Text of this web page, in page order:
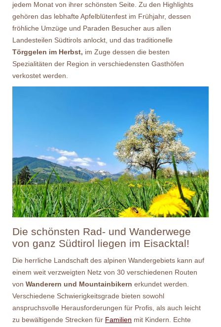
jedem Monat von ihrer schönsten Seite. Zu den Highlights
gehören das lebhafte Apfelblütenfest im Frühjahr, dessen
fröhliche Umzüge und Paraden Besucher aus allen
Landesteilen Südtirols anlockt, und das traditionelle
Törggelen im Herbst, im Zuge dessen die besten
Spezialitäten der Region in verschiedensten Gasthöfen
verkostet werden.
Die schönsten Rad- und Wanderwege
von ganz Südtirol liegen im Eisacktal!
Die herrliche Landschaft des alpinen Wandergebiets kann auf
einem weit verzweigten Netz von 30 verschiedenen Routen
von Wanderern und Mountainbikern erkundet werden.
Verschiedene Schwierigkeitsgrade bieten sowohl
anspruchsvolle Herausforderungen für Profis, als auch leicht
zu bewältigende Strecken für Familien mit Kindern. Echte